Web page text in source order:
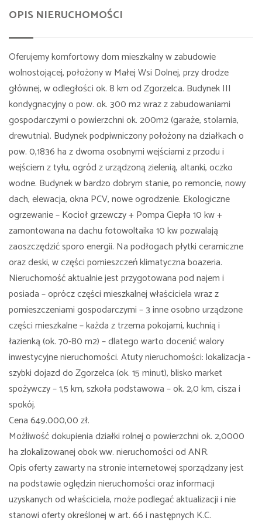
OPIS NIERUCHOMOŚCI
Oferujemy komfortowy dom mieszkalny w zabudowie
wolnostojącej, położony w Małej Wsi Dolnej, przy drodze
głównej, w odległości ok. 8 km od Zgorzelca. Budynek III
kondygnacyjny o pow. ok. 300 m2 wraz z zabudowaniami
gospodarczymi o powierzchni ok. 200m2 (garaże, stolarnia,
drewutnia). Budynek podpiwniczony położony na działkach o
pow. 0,1836 ha z dwoma osobnymi wejściami z przodu i
wejściem z tyłu, ogród z urządzoną zielenią, altanki, oczko
wodne. Budynek w bardzo dobrym stanie, po remoncie, nowy
dach, elewacja, okna PCV, nowe ogrodzenie. Ekologiczne
ogrzewanie – Kocioł grzewczy + Pompa Ciepła 10 kw +
zamontowana na dachu fotowoltaika 10 kw pozwalają
zaoszczędzić sporo energii. Na podłogach płytki ceramiczne
oraz deski, w części pomieszczeń klimatyczna boazeria.
Nieruchomość aktualnie jest przygotowana pod najem i
posiada – oprócz części mieszkalnej właściciela wraz z
pomieszczeniami gospodarczymi – 3 inne osobno urządzone
części mieszkalne – każda z trzema pokojami, kuchnią i
łazienką (ok. 70-80 m2) – dlatego warto docenić walory
inwestycyjne nieruchomości. Atuty nieruchomości: lokalizacja -
szybki dojazd do Zgorzelca (ok. 15 minut), blisko market
spożywczy – 1,5 km, szkoła podstawowa – ok. 2,0 km, cisza i
spokój.
Cena 649.000,00 zł.
Możliwość dokupienia działki rolnej o powierzchni ok. 2,0000
ha zlokalizowanej obok ww. nieruchomości od ANR.
Opis oferty zawarty na stronie internetowej sporządzany jest
na podstawie oględzin nieruchomości oraz informacji
uzyskanych od właściciela, może podlegać aktualizacji i nie
stanowi oferty określonej w art. 66 i następnych K.C.